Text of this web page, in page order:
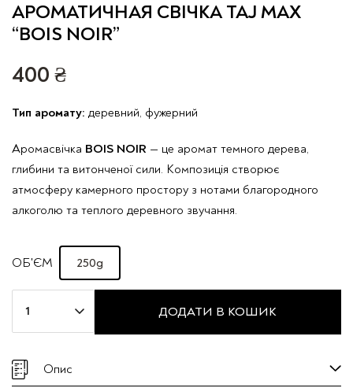
АРОМАТИЧНАЯ СВІЧКА TAJ MAX
“BOIS NOIR”
400 ₴
Тип аромату: деревний, фужерний
Аромасвічка BOIS NOIR — це аромат темного дерева,
глибини та витонченої сили. Композиція створює
атмосферу камерного простору з нотами благородного
алкоголю та теплого деревного звучання.
ОБ'ЄМ 250g
Max
"BOIS
ДОДАТИ В КОШИК
Опис